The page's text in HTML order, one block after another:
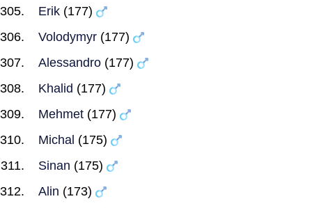
Erik (177)
Volodymyr (177)
Alessandro (177)
Khalid (177)
Mehmet (177)
Michal (175)
Sinan (175)
Alin (173)